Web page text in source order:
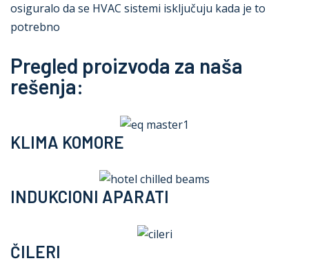
osiguralo da se HVAC sistemi isključuju kada je to
potrebno
Pregled proizvoda za naša
rešenja:
KLIMA KOMORE
INDUKCIONI APARATI
ČILERI